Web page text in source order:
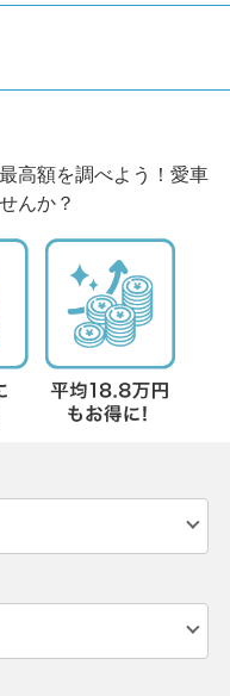
高額を調べよう！愛車
んか？